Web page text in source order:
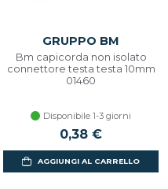
GRUPPO BM
Bm capicorda non isolato
connettore testa testa 10mm
01460
Disponibile 1-3 giorni
0,38 €
AGGIUNGI AL CARRELLO